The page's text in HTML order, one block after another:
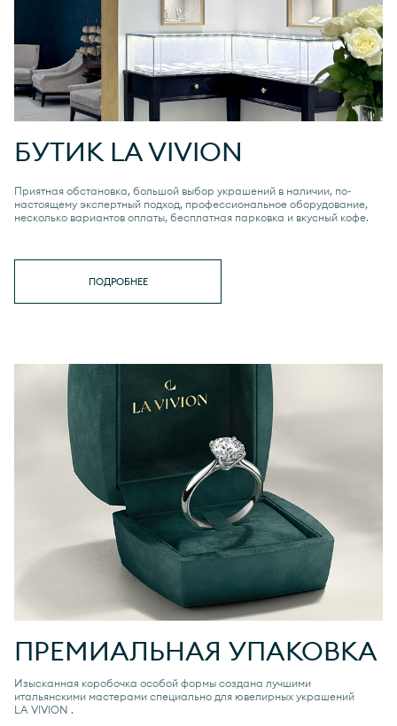
БУТИК LA VIVION
Приятная обстановка, большой выбор украшений в наличии, по-
настоящему экспертный подход, профессиональное оборудование,
несколько вариантов оплаты, бесплатная парковка и вкусный кофе.
ПОДРОБНЕЕ
ПРЕМИАЛЬНАЯ УПАКОВКА
Изысканная коробочка особой формы создана лучшими
итальянскими мастерами специально для ювелирных украшений
LA VIVION .